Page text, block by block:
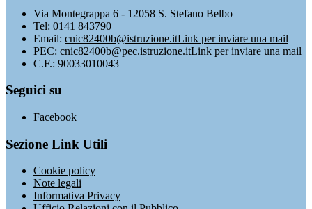
Via Montegrappa 6 - 12058 S. Stefano Belbo
Tel: 0141 843790
Email: cnic82400b@istruzione.itLink per inviare una mail
PEC: cnic82400b@pec.istruzione.itLink per inviare una mail
C.F.: 90033010043
Seguici su
Facebook
Sezione Link Utili
Cookie policy
Note legali
Informativa Privacy